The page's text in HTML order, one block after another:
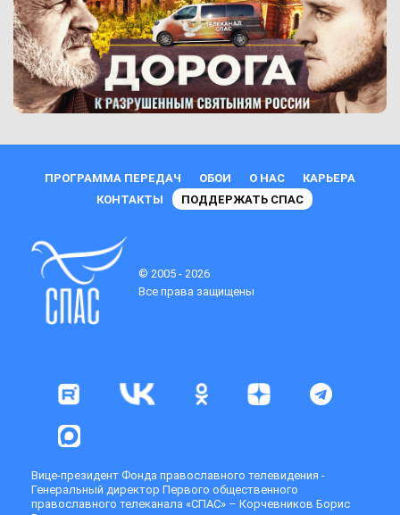
ПРОГРАММА ПЕРЕДАЧ ОБОИ О НАС
КАРЬЕРА
КОНТАКТЫ
ПОДДЕРЖАТЬ СПАС
© 2005 - 2026
Все права защищены
Вице-президент Фонда православного телевидения -
Генеральный директор Первого общественного
православного телеканала «СПАС» – Корчевников Борис